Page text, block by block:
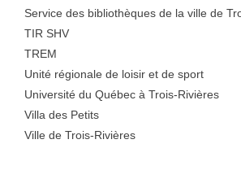
Service des bibliothèques de la ville de
TIR SHV
TREM
Unité régionale de loisir et de sport
Université du Québec à Trois-Rivières
Villa des Petits
Ville de Trois-Rivières